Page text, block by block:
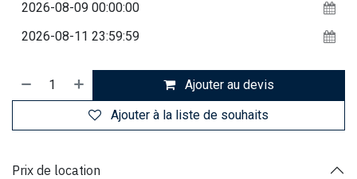
Ajouter au devis
Ajouter à la liste de souhaits
Prix de location